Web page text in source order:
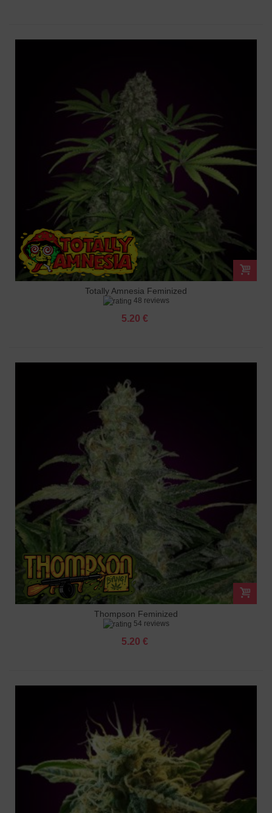
Totally Amnesia Feminized
48 reviews
5.20 €
Thompson Feminized
54 reviews
5.20 €